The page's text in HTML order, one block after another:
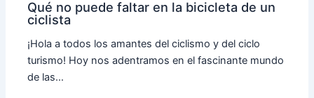
Qué no puede faltar en la bicicleta de un
ciclista
¡Hola a todos los amantes del ciclismo y del ciclo
turismo! Hoy nos adentramos en el fascinante mundo
de las…